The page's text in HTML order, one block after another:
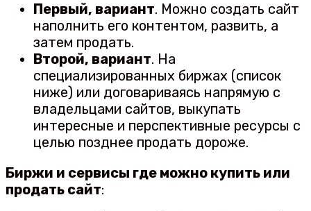
Первый, вариант. Можно создать сайт
наполнить его контентом, развить, а
затем продать.
Второй, вариант. На
специализированных биржах (список
ниже) или договариваясь напрямую с
владельцами сайтов, выкупать
интересные и перспективные ресурсы с
целью позднее продать дороже.
Биржи и сервисы где можно купить или
продать сайт: